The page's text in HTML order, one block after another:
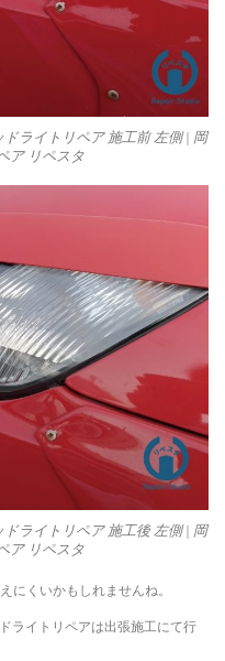
ライトリペア 施工前 左側 | 岡
ア リペスタ
ライトリペア 施工後 左側 | 岡
ア リペスタ
にくいかもしれませんね。
ライトリペアは出張施工にて行